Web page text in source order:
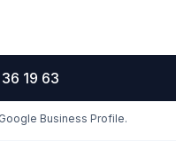
19 63
Business Profile.